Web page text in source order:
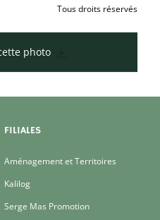
Tous droits réservés
photo
FILIALES
Aménagement et Territoires
Kalilog
Serge Mas Promotion